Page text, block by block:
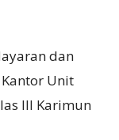
dan
Unit
III Karimun